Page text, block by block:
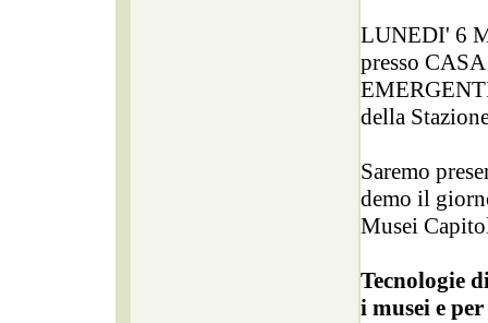
LUNEDI' 6
presso
della
Saremo
demo il
Musei
Tecnologie
i musei e